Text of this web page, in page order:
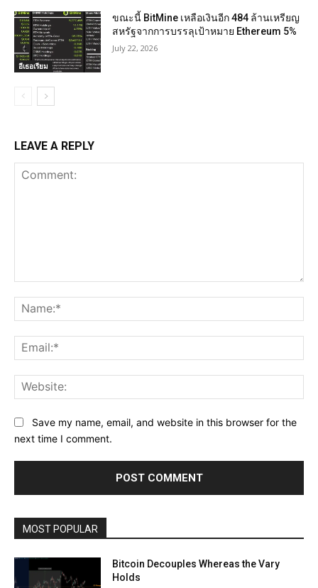
อีเธอเรียม
ขณะนี้ BitMine เหลือเงินอีก 484 ล้านเหรียญ
สหรัฐจากการบรรลุเป้าหมาย Ethereum 5%
July 22, 2026
LEAVE A REPLY
Save my name, email, and website in this browser for the
next time I comment.
MOST POPULAR
Bitcoin Decouples Whereas the Vary
Holds